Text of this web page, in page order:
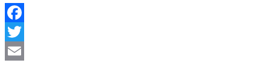
Facebook
Twitter